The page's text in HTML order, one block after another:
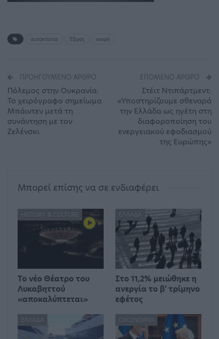
αυτοκτονία Έβρος νεκρή
ΠΡΟΗΓΟΎΜΕΝΟ ΆΡΘΡΟ
Πόλεμος στην Ουκρανία:
Το χειρόγραφο σημείωμα
Μπάιντεν μετά τη
συνάντηση με τον
Ζελένσκι
ΕΠΌΜΕΝΟ ΆΡΘΡΟ
Στέιτ Ντιπάρτμεντ:
«Υποστηρίζουμε σθεναρά
την Ελλάδα ως ηγέτη στη
διαφοροποίηση του
ενεργειακού εφοδιασμού
της Ευρώπης»
Μπορεί επίσης να σε ενδιαφέρει
HISTORY & CULTURE
Το νέο Θέατρο του
Λυκαβηττού
«αποκαλύπτεται»
ΕΛΛΆΔΑ
Στο 11,2% μειώθηκε η
ανεργία το β’ τρίμηνο
εφέτος
ΕΛΛΆΔΑ ΟΙΚΟΝΟΜΊΑ